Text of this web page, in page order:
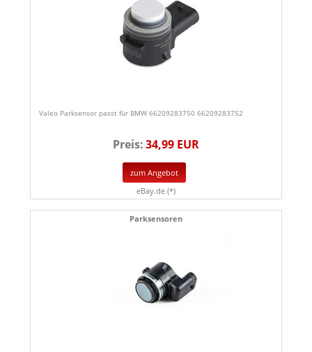
Valeo Parksensor passt für BMW 66209283750 66209283752
Preis:34,99 EUR
zum Angebot
eBay.de (*)
Parksensoren